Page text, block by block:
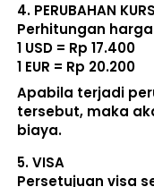
4. PERUBAHAN KURS
Perhitungan
1 USD = Rp 17.400
1 EUR = Rp 20.200
Apabila terjadi
tersebut, maka
biaya.
5. VISA
Persetujuan visa